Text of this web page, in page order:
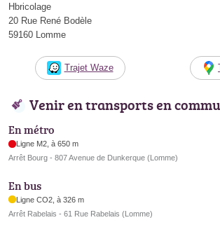
Hbricolage
20 Rue René Bodèle
59160 Lomme
Trajet Waze
Venir en transports en
En métro
Ligne M2, à 650 m
Arrêt Bourg - 807 Avenue de Dunkerque (Lomme)
En bus
Ligne CO2, à 326 m
Arrêt Rabelais - 61 Rue Rabelais (Lomme)